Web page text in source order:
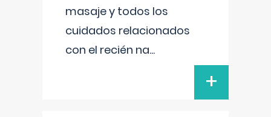
masaje y todos los
cuidados relacionados
con el recién na...
+